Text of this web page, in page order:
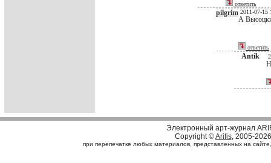
ответить
pilgrim 2011-07-15
А
ответить
Antik
Электронный арт-журнал
Copyright ©Arifis, 2005-2026
при перепечатке любых материалов, представленных на